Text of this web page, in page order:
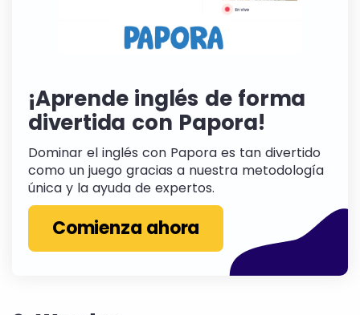
¡Aprende inglés de forma
divertida con Papora!
Dominar el inglés con Papora es tan divertido
como un juego gracias a nuestra metodología
única y la ayuda de expertos.
Comienza ahora